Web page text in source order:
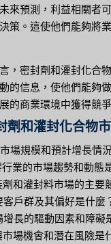
來預測，利益相關者
策。這使他們能夠將
，密封劑和灌封化合
的信息，使他們能夠
的商業環境中獲得競
劑和灌封化合物
場規模和預計增長情
業的市場趨勢和動態
和灌封料市場的主要
戶群及其偏好是什麼
長的驅動因素和障礙
場機會和潛在風險是